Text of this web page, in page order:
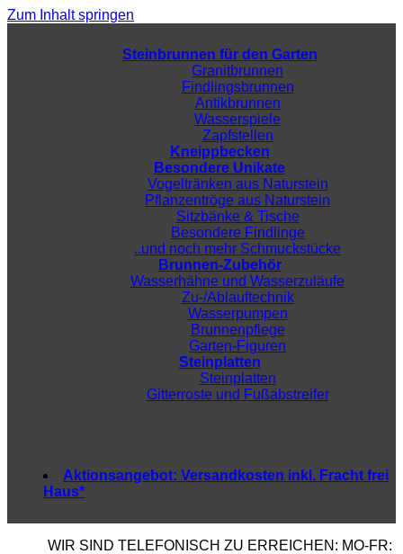
Zum Inhalt springen
WIR SIND TELEFONISCH ZU ERREICHEN: MO-FR:
Steinbrunnen für den Garten
Granitbrunnen
Findlingsbrunnen
Antikbrunnen
Wasserspiele
Zapfstellen
Kneippbecken
Besondere Unikate
Vogeltränken aus Naturstein
Pflanzentröge aus Naturstein
Sitzbänke & Tische
Besondere Findlinge
..und noch mehr Schmuckstücke
Brunnen-Zubehör
Wasserhähne und Wasserzuläufe
Zu-/Ablauftechnik
Wasserpumpen
Brunnenpflege
Garten-Figuren
Steinplatten
Steinplatten
Gitterroste und Fußabstreifer
Aktionsangebot: Versandkosten inkl. Fracht frei
Haus*